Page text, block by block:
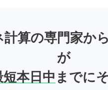
計算の専門家か
が
短本日中 までに